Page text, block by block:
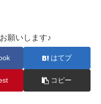
願いします♪︎
はてブ
コピー